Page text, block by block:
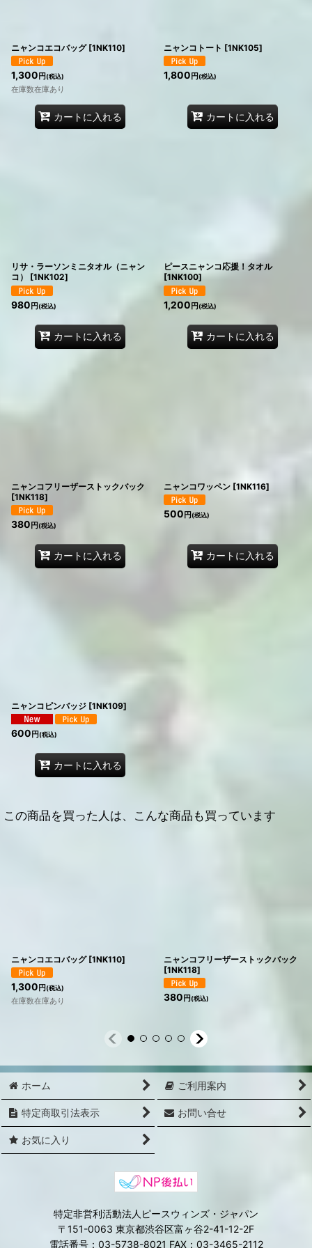
ニャンコエコバッグ [1NK110]
1,300 円(税込)
在庫数在庫あり
カートに入れる
ニャンコトート [1NK105]
1,800 円(税込)
カートに入れる
リサ・ラーソンミニタオル（ニャン
コ）
[1NK102]
980 円(税込)
カートに入れる
ピースニャンコ応援！タオル
[1NK100]
1,200 円 (税込)
カートに入れる
ニャンコフリーザーストックバック
[1NK118]
380 円 (税込)
カートに入れる
ニャンコワッペン [1NK116]
500 円(税込)
カートに入れる
ニャンコピンバッジ [1NK109]
600 円(税込)
カートに入れる
この商品を買った人は、こんな商品も買っています
ニャンコエコバッグ [1NK110]
1,300 円(税込)
在庫数在庫あり
ニャンコフリーザーストックバック
[1NK118]
380 円(税込)
ホーム ご利用案内
特定商取引法表示 お問い合せ
お気に入り
特定非営利活動法人ピースウィンズ・ジャパン
〒151-0063 東京都渋谷区富ヶ谷2-41-12-2F
電話番号：03-5738-8021 FAX：03-3465-2112